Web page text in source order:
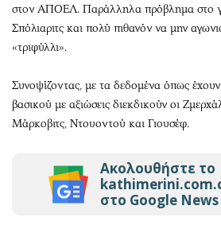
στον ΑΠΟΕΛ. Παράλληλα πρόβλημα στο
Σπόλιαριτς και πολύ πιθανόν να μην
«τριφύλλι».
Συνοψίζοντας, με τα δεδομένα όπως
βασικού με αξιώσεις διεκδικούν οι
Μάρκοβιτς, Ντουοντού και Γιουσέφ.
Ακολουθήστε το
στο Google News